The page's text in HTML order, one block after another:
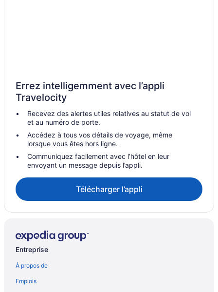
Errez intelligemment avec l’appli
Travelocity
Recevez des alertes utiles relatives au statut de vol
et au numéro de porte.
Accédez à tous vos détails de voyage, même
lorsque vous êtes hors ligne.
Communiquez facilement avec l’hôtel en leur
envoyant un message depuis l’appli.
Télécharger l’appli
Entreprise
À propos de
Emplois